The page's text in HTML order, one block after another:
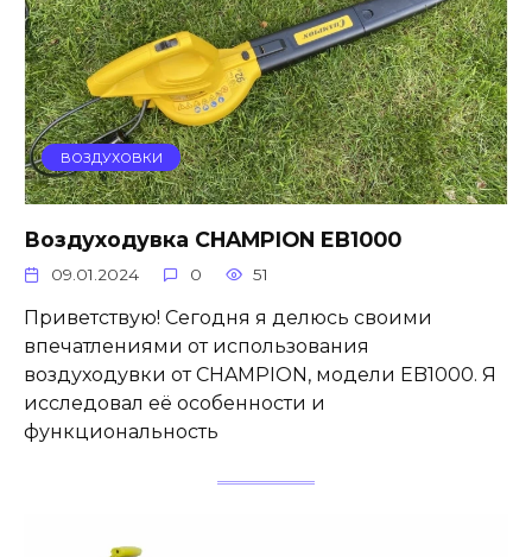
ВОЗДУХОВКИ
Воздуходувка CHAMPION EB1000
09.01.2024 0 51
Приветствую! Сегодня я делюсь своими
впечатлениями от использования
воздуходувки от CHAMPION, модели EB1000. Я
исследовал её особенности и
функциональность